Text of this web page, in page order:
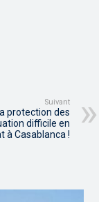
Suivant
protection des
difficile en
à Casablanca !